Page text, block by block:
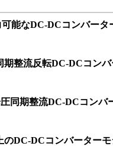
可能なDC-DCコンバータ
期整流反転DC-DCコン
同期整流DC-DCコンバ
のDC-DCコンバーター